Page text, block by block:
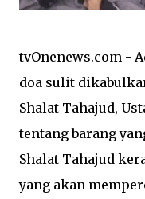
tvOnenews.com -
doa sulit
Shalat Tahajud,
tentang barang
Shalat Tahajud
yang akan